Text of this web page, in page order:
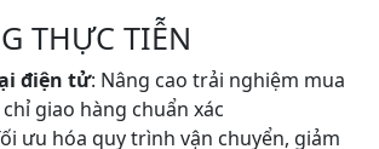
THỰC TIỄN
điện tử: Nâng cao trải nghiệm mua
giao hàng chuẩn xác
ưu hóa quy trình vận chuyển, giảm